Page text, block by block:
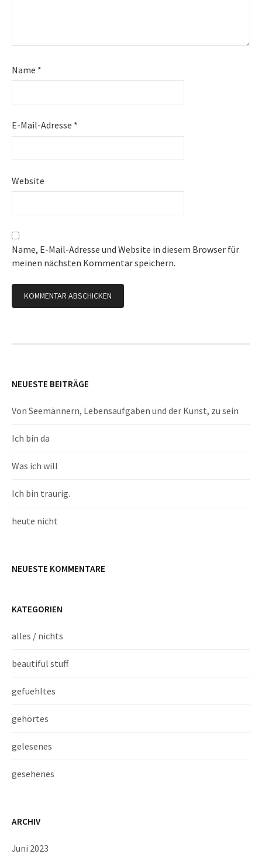
Name *
E-Mail-Adresse *
Website
Name, E-Mail-Adresse und Website in diesem Browser für
meinen nächsten Kommentar speichern.
NEUESTE BEITRÄGE
Von Seemännern, Lebensaufgaben und der Kunst, zu sein
Ich bin da
Was ich will
Ich bin traurig.
heute nicht
NEUESTE KOMMENTARE
KATEGORIEN
alles / nichts
beautiful stuff
gefuehltes
gehörtes
gelesenes
gesehenes
ARCHIV
Juni 2023